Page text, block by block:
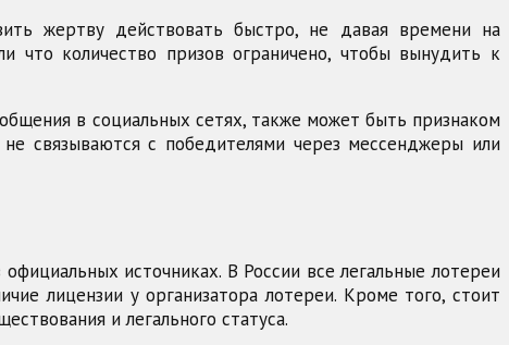
жертву действовать быстро, не давая времени на
количество призов ограничено, чтобы вынудить к
в социальных сетях, также может быть признаком
связываются с победителями через мессенджеры или
источниках. В России все легальные лотереи
лицензии у организатора лотереи. Кроме того, стоит
и легального статуса.